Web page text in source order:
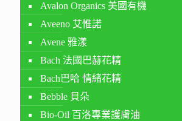
Avalon Organics 美國有機
Aveeno 艾惟諾
Avene 雅漾
Bach 法國巴赫花精
Bach巴哈 情緒花精
Bebble 貝朵
Bio-Oil 百洛專業護膚油